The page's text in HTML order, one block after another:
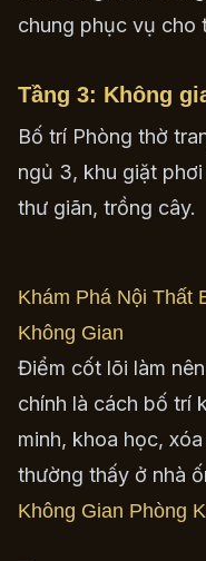
chung phục vụ cho
Tầng 3: Không
Bố trí Phòng thờ
ngủ 3, khu giặt
thư giãn, trồng cây.
Khám Phá Nội Thất
Không Gian
Điểm cốt lõi làm
chính là cách bố trí
minh, khoa học,
thường thấy ở nhà
Không Gian Phòng